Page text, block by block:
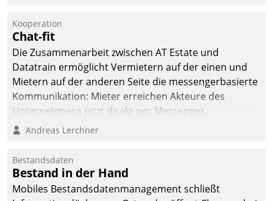
Kooperation
Chat-fit
Die Zusammenarbeit zwischen AT Estate und
Datatrain ermöglicht Vermietern auf der einen und
Mietern auf der anderen Seite die messengerbasierte
Kommunikation: Mieter erreichen Akteure des
Unternehmens jetzt direkt per Messenger,
Mitarbeiter oder Dienstleister empfangen oder
Andreas Lerchner
Bestandsdaten
Bestand in der Hand
Mobiles Bestandsdatenmanagement schließt